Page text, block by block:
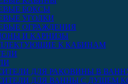
БОКСЫ
УГОЛКИ
ОГРАЖДЕНИЯ
И КАРНИЗЫ
К КАБИНАМ
ДЛЯ РАКОВИНЫ В
ДЛЯ ВАННЫ С ДУШЕМ